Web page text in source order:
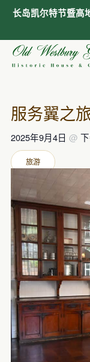
服务翼之
2025年9月4日 @
旅游
长岛凯尔特节暨高